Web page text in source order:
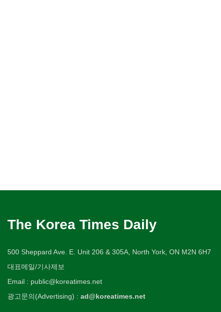
The Korea Times Daily
500 Sheppard Ave. E. Unit 206 & 305A, North York, ON M2N 6H7
대표메일/기사제보
Email : public@koreatimes.net
광고문의(Advertising) : ad@koreatimes.net